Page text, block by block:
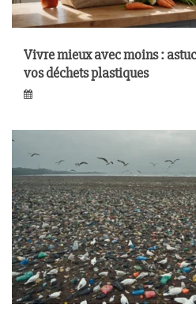
Vivre mieux avec moins :
vos déchets plastiques